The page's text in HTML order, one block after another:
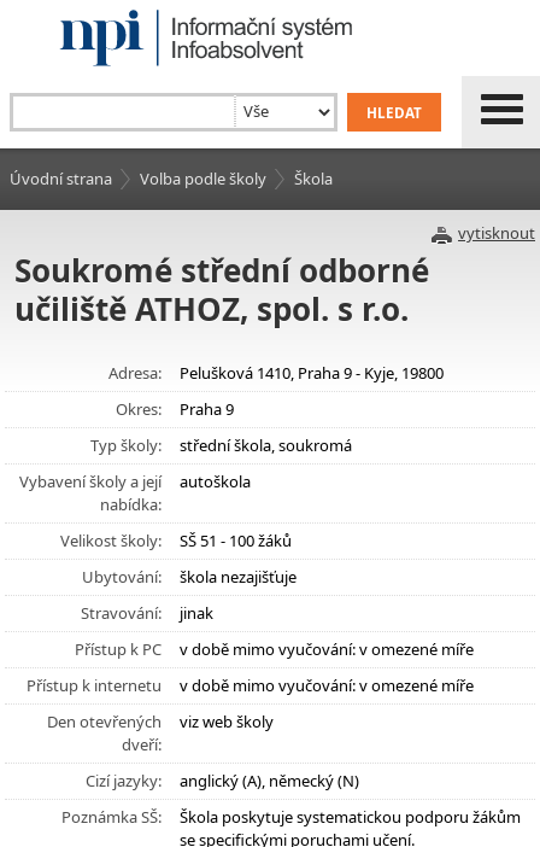
Úvodní strana Volba podle školy Škola
vytisknout
Soukromé střední odborné
učiliště ATHOZ, spol. s r.o.
Adresa:
Pelušková 1410, Praha 9 - Kyje, 19800
Okres:
Praha 9
Typ školy:
střední škola, soukromá
Vybavení školy a její
nabídka:
autoškola
Velikost školy:
SŠ 51 - 100 žáků
Ubytování:
škola nezajišťuje
Stravování:
jinak
Přístup k PC
v době mimo vyučování: v omezené míře
Přístup k internetu
v době mimo vyučování: v omezené míře
Den otevřených
dveří:
viz web školy
Cizí jazyky:
anglický (A), německý (N)
Poznámka SŠ:
Škola poskytuje systematickou podporu žákům
se specifickými poruchami učení.